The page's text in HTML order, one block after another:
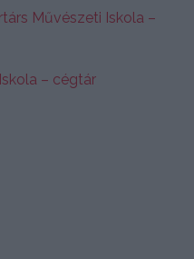
Művészeti Iskola –
– cégtár